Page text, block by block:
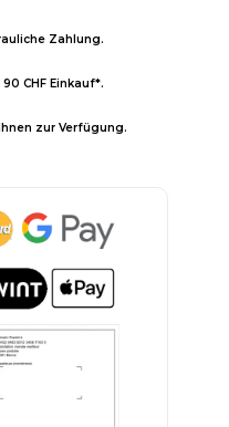
Zahlung.
CHF Einkauf*.
zur Verfügung.